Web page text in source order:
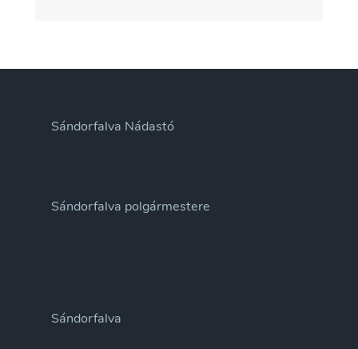
Sándorfalva Nádastó
Sándorfalva polgármestere
Sándorfalva